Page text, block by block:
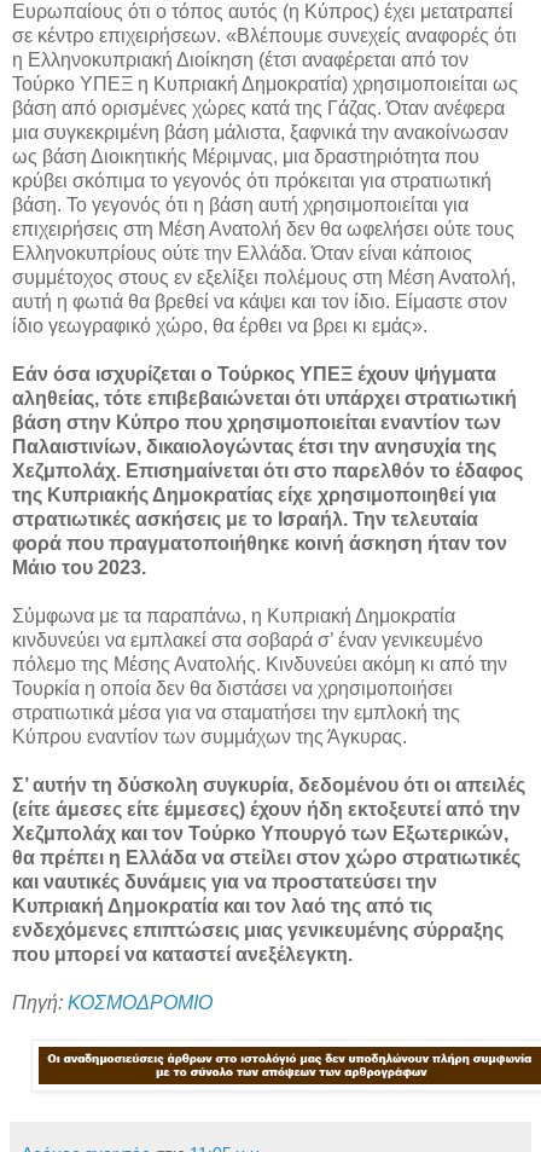
Ευρωπαίους ότι ο τόπος αυτός (η Κύπρος) έχει μετατραπεί
σε κέντρο επιχειρήσεων. «Βλέπουμε συνεχείς αναφορές ότι
η Ελληνοκυπριακή Διοίκηση (έτσι αναφέρεται από τον
Τούρκο ΥΠΕΞ η Κυπριακή Δημοκρατία) χρησιμοποιείται ως
βάση από ορισμένες χώρες κατά της Γάζας. Όταν ανέφερα
μια συγκεκριμένη βάση μάλιστα, ξαφνικά την ανακοίνωσαν
ως βάση Διοικητικής Μέριμνας, μια δραστηριότητα που
κρύβει σκόπιμα το γεγονός ότι πρόκειται για στρατιωτική
βάση. Το γεγονός ότι η βάση αυτή χρησιμοποιείται για
επιχειρήσεις στη Μέση Ανατολή δεν θα ωφελήσει ούτε τους
Ελληνοκυπρίους ούτε την Ελλάδα. Όταν είναι κάποιος
συμμέτοχος στους εν εξελίξει πολέμους στη Μέση Ανατολή,
αυτή η φωτιά θα βρεθεί να κάψει και τον ίδιο. Είμαστε στον
ίδιο γεωγραφικό χώρο, θα έρθει να βρει κι εμάς».
Εάν όσα ισχυρίζεται ο Τούρκος ΥΠΕΞ έχουν ψήγματα
αληθείας, τότε επιβεβαιώνεται ότι υπάρχει στρατιωτική
βάση στην Κύπρο που χρησιμοποιείται εναντίον των
Παλαιστινίων, δικαιολογώντας έτσι την ανησυχία της
Χεζμπολάχ. Επισημαίνεται ότι στο παρελθόν το έδαφος
της Κυπριακής Δημοκρατίας είχε χρησιμοποιηθεί για
στρατιωτικές ασκήσεις με το Ισραήλ. Την τελευταία
φορά που πραγματοποιήθηκε κοινή άσκηση ήταν τον
Μάιο του 2023.
Σύμφωνα με τα παραπάνω, η Κυπριακή Δημοκρατία
κινδυνεύει να εμπλακεί στα σοβαρά σ’ έναν γενικευμένο
πόλεμο της Μέσης Ανατολής. Κινδυνεύει ακόμη κι από την
Τουρκία η οποία δεν θα διστάσει να χρησιμοποιήσει
στρατιωτικά μέσα για να σταματήσει την εμπλοκή της
Κύπρου εναντίον των συμμάχων της Άγκυρας.
Σ’ αυτήν τη δύσκολη συγκυρία, δεδομένου ότι οι απειλές
(είτε άμεσες είτε έμμεσες) έχουν ήδη εκτοξευτεί από την
Χεζμπολάχ και τον Τούρκο Υπουργό των Εξωτερικών,
θα πρέπει η Ελλάδα να στείλει στον χώρο στρατιωτικές
και ναυτικές δυνάμεις για να προστατεύσει την
Κυπριακή Δημοκρατία και τον λαό της από τις
ενδεχόμενες επιπτώσεις μιας γενικευμένης σύρραξης
που μπορεί να καταστεί ανεξέλεγκτη.
Πηγή: ΚΟΣΜΟΔΡΟΜΙΟ